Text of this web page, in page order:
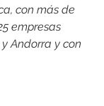
con más de
empresas
Andorra y con